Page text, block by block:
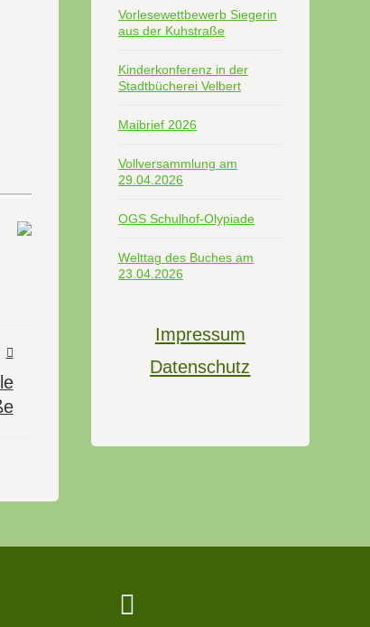
Vorlesewettbewerb Siegerin
aus der Kuhstraße
Kinderkonferenz in der
Stadtbücherei Velbert
Maibrief 2026
Vollversammlung am
29.04.2026
OGS Schulhof-Olypiade
Welttag des Buches am
23.04.2026
Impressum
Datenschutz